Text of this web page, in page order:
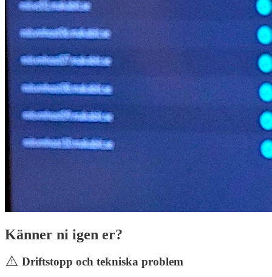
Känner ni igen er?
Driftstopp och tekniska problem